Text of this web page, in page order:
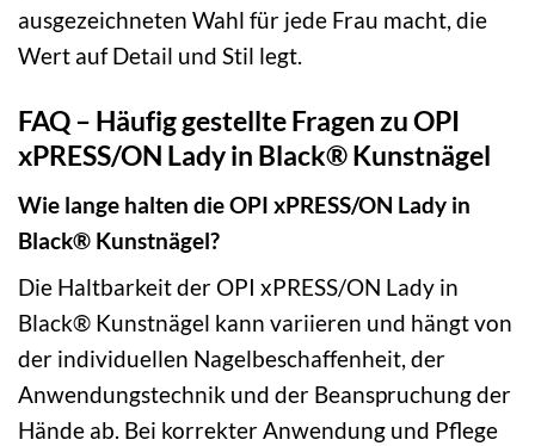
ausgezeichneten Wahl für jede Frau macht, die
Wert auf Detail und Stil legt.
FAQ – Häufig gestellte Fragen zu OPI
xPRESS/ON Lady in Black® Kunstnägel
Wie lange halten die OPI xPRESS/ON Lady in
Black® Kunstnägel?
Die Haltbarkeit der OPI xPRESS/ON Lady in
Black® Kunstnägel kann variieren und hängt von
der individuellen Nagelbeschaffenheit, der
Anwendungstechnik und der Beanspruchung der
Hände ab. Bei korrekter Anwendung und Pflege